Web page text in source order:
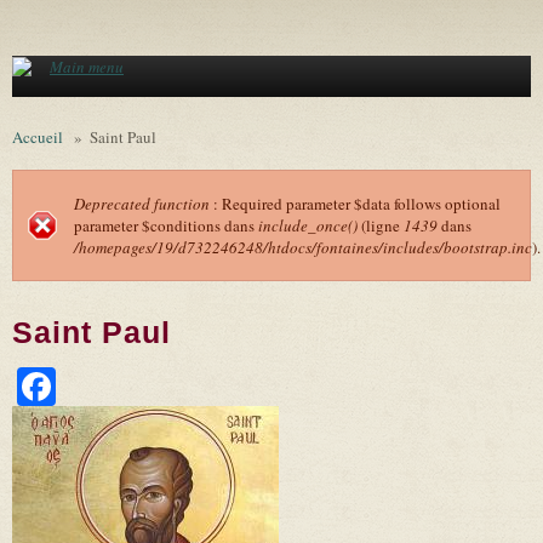
Main menu
Accueil » Saint Paul
Message d'erreur
Deprecated function : Required parameter $data follows optional
parameter $conditions dansinclude_once()(ligne 1439dans
/homepages/19/d732246248/htdocs/fontaines/includes/bootstrap.inc).
Saint Paul